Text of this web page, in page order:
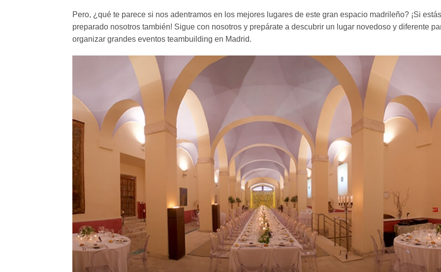
Pero, ¿qué te parece si nos adentramos en los mejores lugares de este gran espacio madrileño? ¡Si estás
preparado nosotros también! Sigue con nosotros y prepárate a descubrir un lugar novedoso y diferente
organizar grandes eventos teambuilding en Madrid.